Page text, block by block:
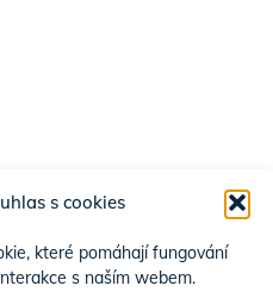
s cookies
které pomáhají fungování
s naším webem.